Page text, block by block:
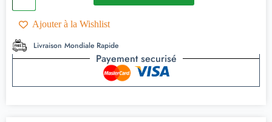
Ajouter à la Wishlist
Livraison Mondiale Rapide
Payement securisé